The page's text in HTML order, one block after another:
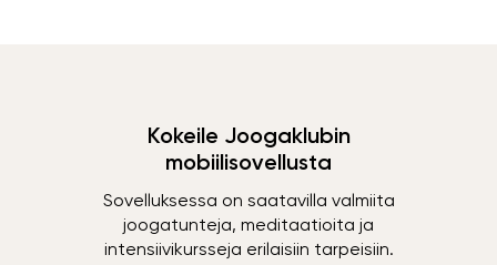
Kokeile Joogaklubin
mobiilisovellusta
Sovelluksessa on saatavilla valmiita
joogatunteja, meditaatioita ja
intensiivikursseja erilaisiin tarpeisiin.